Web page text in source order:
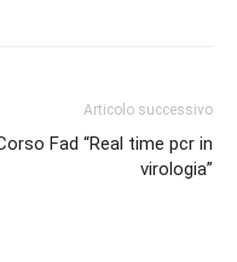
Articolo successivo
Fad “Real time pcr in
virologia”